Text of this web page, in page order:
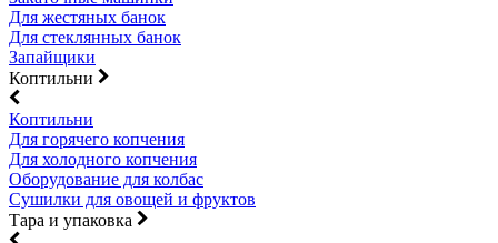
Для жестяных банок
Для стеклянных банок
Запайщики
Коптильни
Коптильни
Для горячего копчения
Для холодного копчения
Оборудование для колбас
Сушилки для овощей и фруктов
Тара и упаковка